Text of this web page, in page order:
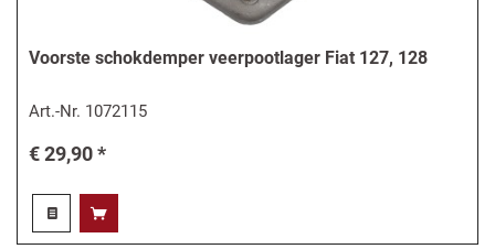
Voorste schokdemper veerpootlager Fiat 127, 128
Art.-Nr. 1072115
€ 29,90 *